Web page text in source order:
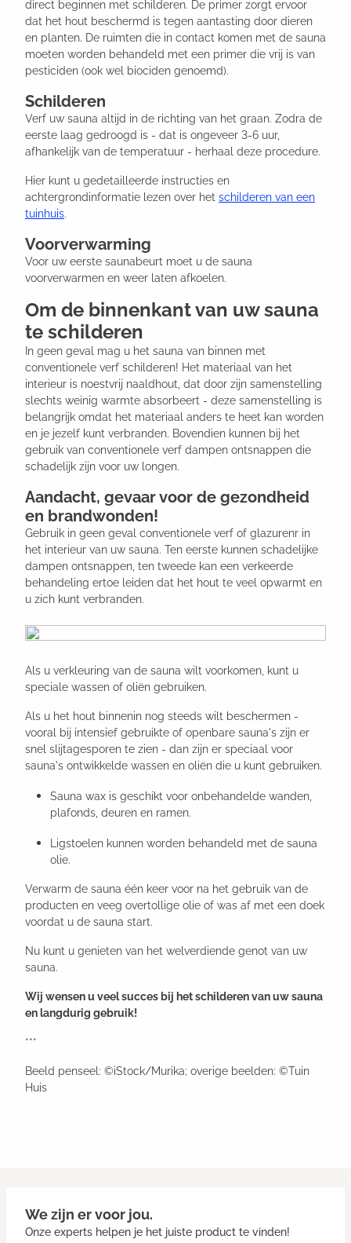
direct beginnen met schilderen. De primer zorgt ervoor
dat het hout beschermd is tegen aantasting door dieren
en planten. De ruimten die in contact komen met de sauna
moeten worden behandeld met een primer die vrij is van
pesticiden (ook wel biociden genoemd).
Schilderen
Verf uw sauna altijd in de richting van het graan. Zodra de
eerste laag gedroogd is - dat is ongeveer 3-6 uur,
afhankelijk van de temperatuur - herhaal deze procedure.
Hier kunt u gedetailleerde instructies en
achtergrondinformatie lezen over het schilderen van een
tuinhuis.
Voorverwarming
Voor uw eerste saunabeurt moet u de sauna
voorverwarmen en weer laten afkoelen.
Om de binnenkant van uw sauna
te schilderen
In geen geval mag u het sauna van binnen met
conventionele verf schilderen! Het materiaal van het
interieur is noestvrij naaldhout, dat door zijn samenstelling
slechts weinig warmte absorbeert - deze samenstelling is
belangrijk omdat het materiaal anders te heet kan worden
en je jezelf kunt verbranden. Bovendien kunnen bij het
gebruik van conventionele verf dampen ontsnappen die
schadelijk zijn voor uw longen.
Aandacht, gevaar voor de gezondheid
en brandwonden!
Gebruik in geen geval conventionele verf of glazurenr in
het interieur van uw sauna. Ten eerste kunnen schadelijke
dampen ontsnappen, ten tweede kan een verkeerde
behandeling ertoe leiden dat het hout te veel opwarmt en
u zich kunt verbranden.
Als u verkleuring van de sauna wilt voorkomen, kunt u
speciale wassen of oliën gebruiken.
Als u het hout binnenin nog steeds wilt beschermen -
vooral bij intensief gebruikte of openbare sauna's zijn er
snel slijtagesporen te zien - dan zijn er speciaal voor
sauna's ontwikkelde wassen en oliën die u kunt gebruiken.
Sauna wax is geschikt voor onbehandelde wanden,
plafonds, deuren en ramen.
Ligstoelen kunnen worden behandeld met de sauna
olie.
Verwarm de sauna één keer voor na het gebruik van de
producten en veeg overtollige olie of was af met een doek
voordat u de sauna start.
Nu kunt u genieten van het welverdiende genot van uw
sauna.
Wij wensen u veel succes bij het schilderen van uw sauna
en langdurig gebruik!
***
Beeld penseel: ©iStock/Murika; overige beelden: ©Tuin
Huis
We zijn er voor jou.
Onze experts helpen je het juiste product te vinden!